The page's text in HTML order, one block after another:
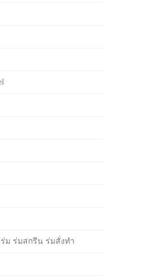
ม ร่มสกรีน ร่มสั่งทำ